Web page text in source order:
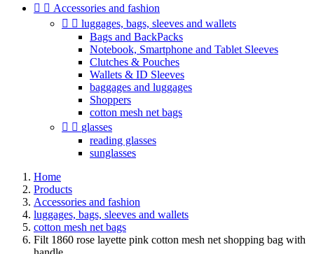
  Accessories and fashion
  luggages, bags, sleeves and wallets
Bags and BackPacks
Notebook, Smartphone and Tablet Sleeves
Clutches & Pouches
Wallets & ID Sleeves
baggages and luggages
Shoppers
cotton mesh net bags
  glasses
reading glasses
sunglasses
Home
Products
Accessories and fashion
luggages, bags, sleeves and wallets
cotton mesh net bags
Filt 1860 rose layette pink cotton mesh net shopping bag with